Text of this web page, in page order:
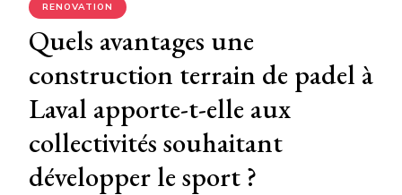
RENOVATION
Quels avantages une
construction terrain de padel à
Laval apporte-t-elle aux
collectivités souhaitant
développer le sport ?